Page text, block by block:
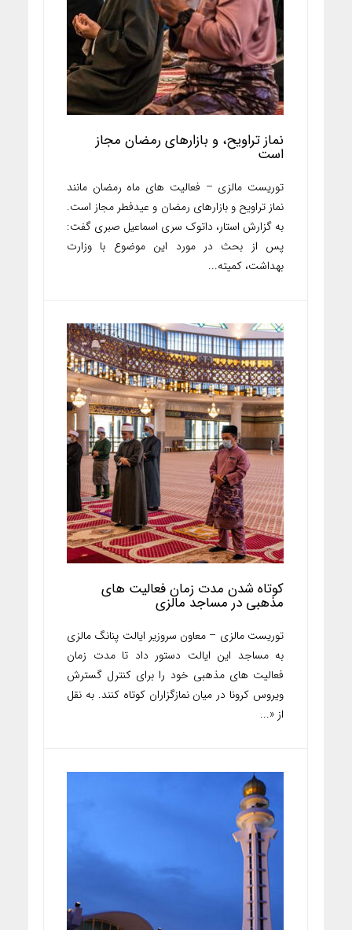
نماز تراویح، و بازارهای رمضان مجاز
است
توریست مالزی – فعالیت های ماه رمضان مانند
نماز تراویح و بازارهای رمضان و عیدفطر مجاز است.
به گزارش استار، داتوک سری اسماعیل صبری گفت:
پس از بحث در مورد این موضوع با وزارت
بهداشت، کمیته...
کوتاه شدن مدت زمان فعالیت های
مذهبی در مساجد مالزی
توریست مالزی – معاون سروزیر ایالت پنانگ مالزی
به مساجد این ایالت دستور داد تا مدت زمان
فعالیت های مذهبی خود را برای کنترل گسترش
ویروس کرونا در میان نمازگزاران کوتاه کنند. به نقل
از «...